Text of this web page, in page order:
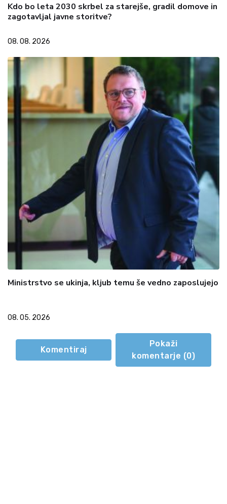
Kdo bo leta 2030 skrbel za starejše, gradil domove in
zagotavljal javne storitve?
08. 08. 2026
Ministrstvo se ukinja, kljub temu še vedno zaposlujejo
08. 05. 2026
Komentiraj
Pokaži
komentarje (0)